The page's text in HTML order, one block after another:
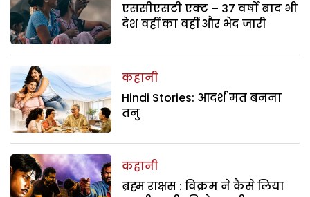
एससीएसटी एक्ट – 37 वर्षों बाद भी
देश वहीं का वहीं और भेद जारी
कहानी
Hindi Stories: आदर्श मत बनना
तनु
कहानी
ब्रह्म राक्षस : विक्रम ने कैसे लिया